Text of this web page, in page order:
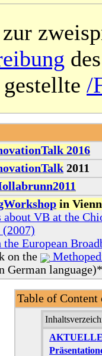
/
2016
2011
in
about VB at the
(2007)
European
on the
German
Table of Content